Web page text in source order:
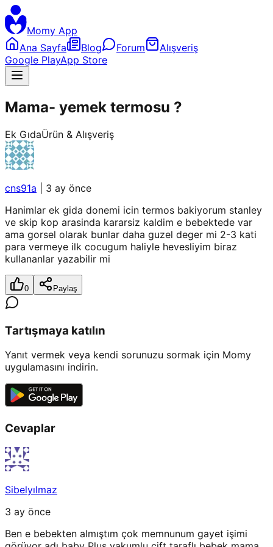
Momy App
Ana Sayfa
Blog Forum
Alışveriş
Google PlayApp Store
Mama- yemek termosu ?
Ek GıdaÜrün & Alışveriş
cns91a
3 ay önce
Hanimlar ek gida donemi icin termos bakiyorum stanley
ve skip kop arasinda kararsiz kaldim e bebektede var
ama gorsel olarak bunlar daha guzel deger mi 2-3 kati
para vermeye ilk cocugum haliyle hevesliyim biraz
kullananlar yazabilir mi
0 Paylaş
Tartışmaya katılın
Yanıt vermek veya kendi sorunuzu sormak için Momy
uygulamasını indirin.
Cevaplar
Sibelyılmaz
3 ay önce
Ben e bebekten almıştım çok memnunum gayet işimi